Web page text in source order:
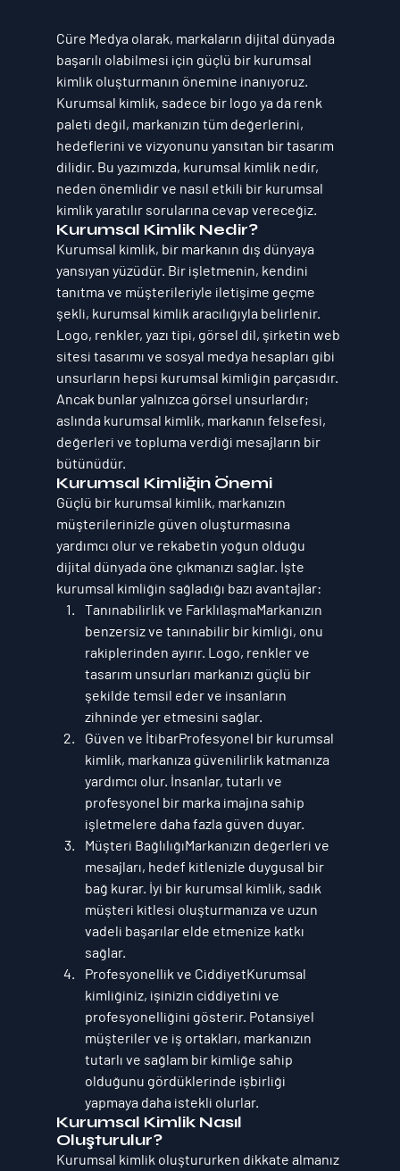
Cüre Medya olarak, markaların dijital dünyada
başarılı olabilmesi için güçlü bir kurumsal
kimlik oluşturmanın önemine inanıyoruz.
Kurumsal kimlik, sadece bir logo ya da renk
paleti değil, markanızın tüm değerlerini,
hedeflerini ve vizyonunu yansıtan bir tasarım
dilidir. Bu yazımızda, kurumsal kimlik nedir,
neden önemlidir ve nasıl etkili bir kurumsal
kimlik yaratılır sorularına cevap vereceğiz.
Kurumsal Kimlik Nedir?
Kurumsal kimlik, bir markanın dış dünyaya
yansıyan yüzüdür. Bir işletmenin, kendini
tanıtma ve müşterileriyle iletişime geçme
şekli, kurumsal kimlik aracılığıyla belirlenir.
Logo, renkler, yazı tipi, görsel dil, şirketin web
sitesi tasarımı ve sosyal medya hesapları gibi
unsurların hepsi kurumsal kimliğin parçasıdır.
Ancak bunlar yalnızca görsel unsurlardır;
aslında kurumsal kimlik, markanın felsefesi,
değerleri ve topluma verdiği mesajların bir
bütünüdür.
Kurumsal Kimliğin Önemi
Güçlü bir kurumsal kimlik, markanızın
müşterilerinizle güven oluşturmasına
yardımcı olur ve rekabetin yoğun olduğu
dijital dünyada öne çıkmanızı sağlar. İşte
kurumsal kimliğin sağladığı bazı avantajlar:
Tanınabilirlik ve FarklılaşmaMarkanızın
benzersiz ve tanınabilir bir kimliği, onu
rakiplerinden ayırır. Logo, renkler ve
tasarım unsurları markanızı güçlü bir
şekilde temsil eder ve insanların
zihninde yer etmesini sağlar.
Güven ve İtibarProfesyonel bir kurumsal
kimlik, markanıza güvenilirlik katmanıza
yardımcı olur. İnsanlar, tutarlı ve
profesyonel bir marka imajına sahip
işletmelere daha fazla güven duyar.
Müşteri BağlılığıMarkanızın değerleri ve
mesajları, hedef kitlenizle duygusal bir
bağ kurar. İyi bir kurumsal kimlik, sadık
müşteri kitlesi oluşturmanıza ve uzun
vadeli başarılar elde etmenize katkı
sağlar.
Profesyonellik ve CiddiyetKurumsal
kimliğiniz, işinizin ciddiyetini ve
profesyonelliğini gösterir. Potansiyel
müşteriler ve iş ortakları, markanızın
tutarlı ve sağlam bir kimliğe sahip
olduğunu gördüklerinde işbirliği
yapmaya daha istekli olurlar.
Kurumsal Kimlik Nasıl
Oluşturulur?
Kurumsal kimlik oluştururken dikkate almanız